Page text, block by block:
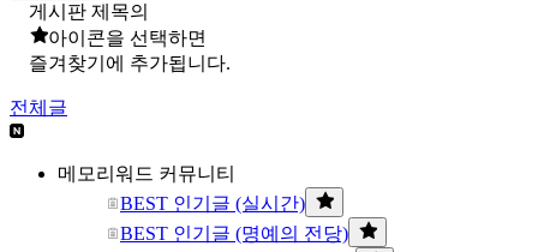
게시판 제목의
아이콘을 선택하면
즐겨찾기에 추가됩니다.
전체글
메모리워드 커뮤니티
BEST 인기글 (실시간)
BEST 인기글 (명예의 전당)